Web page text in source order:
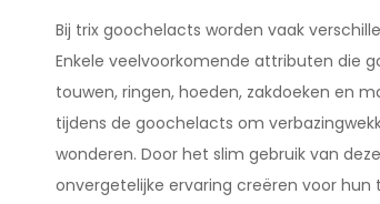
Bij trix goochelacts worden vaak
Enkele veelvoorkomende attributen die
touwen, ringen, hoeden, zakdoeken en
tijdens de goochelacts om
wonderen. Door het slim gebruik van
onvergetelijke ervaring creëren voor hun